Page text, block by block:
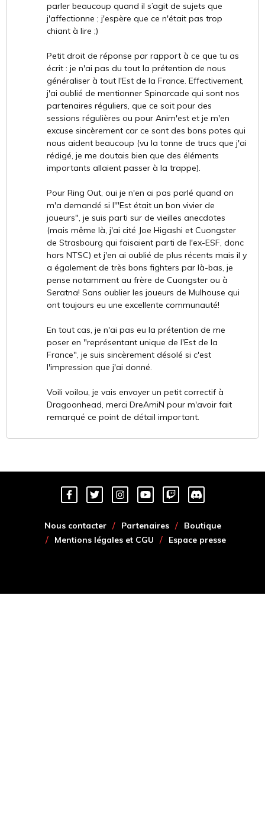
parler beaucoup quand il s’agit de sujets que
j'affectionne ; j'espère que ce n'était pas trop
chiant à lire ;)
Petit droit de réponse par rapport à ce que tu as
écrit : je n'ai pas du tout la prétention de nous
généraliser à tout l'Est de la France. Effectivement,
j'ai oublié de mentionner Spinarcade qui sont nos
partenaires réguliers, que ce soit pour des
sessions régulières ou pour Anim'est et je m'en
excuse sincèrement car ce sont des bons potes qui
nous aident beaucoup (vu la tonne de trucs que j'ai
rédigé, je me doutais bien que des éléments
importants allaient passer à la trappe).
Pour Ring Out, oui je n'en ai pas parlé quand on
m'a demandé si l'"Est était un bon vivier de
joueurs", je suis parti sur de vieilles anecdotes
(mais même là, j'ai cité Joe Higashi et Cuongster
de Strasbourg qui faisaient parti de l'ex-ESF, donc
hors NTSC) et j'en ai oublié de plus récents mais il y
a également de très bons fighters par là-bas, je
pense notamment au frère de Cuongster ou à
Seratna! Sans oublier les joueurs de Mulhouse qui
ont toujours eu une excellente communauté!
En tout cas, je n'ai pas eu la prétention de me
poser en "représentant unique de l'Est de la
France", je suis sincèrement désolé si c'est
l'impression que j'ai donné.
Voili voilou, je vais envoyer un petit correctif à
Dragoonhead, merci DreAmiN pour m'avoir fait
remarqué ce point de détail important.
Nous contacter Partenaires
Boutique
Mentions légales et CGU
Espace presse